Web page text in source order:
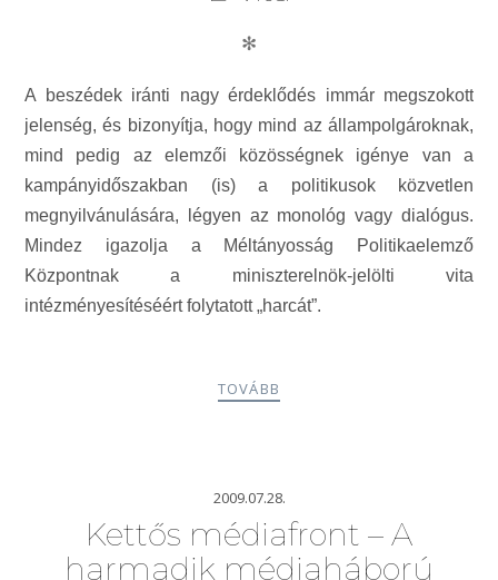
✻
A beszédek iránti nagy érdeklődés immár megszokott
jelenség, és bizonyítja, hogy mind az állampolgároknak,
mind pedig az elemzői közösségnek igénye van a
kampányidőszakban (is) a politikusok közvetlen
megnyilvánulására, légyen az monológ vagy dialógus.
Mindez igazolja a Méltányosság Politikaelemző
Központnak a miniszterelnök-jelölti vita
intézményesítéséért folytatott „harcát”.
TOVÁBB
2009.07.28.
Kettős médiafront – A
harmadik médiaháború